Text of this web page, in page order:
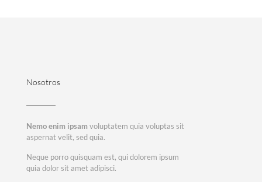
Nosotros
Nemo enim ipsam voluptatem quia voluptas sit
aspernat velit, sed quia.
Neque porro quisquam est, qui dolorem ipsum
quia dolor sit amet adipisci.